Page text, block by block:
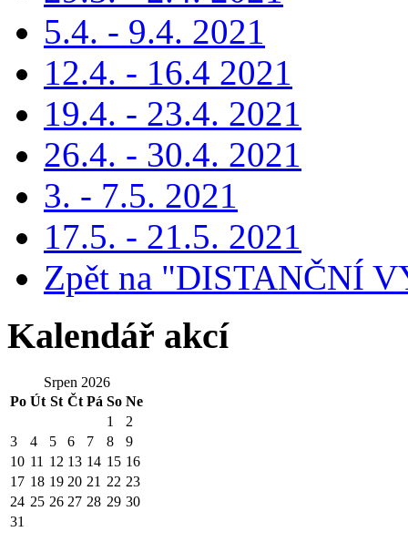
5.4. - 9.4. 2021
12.4. - 16.4 2021
19.4. - 23.4. 2021
26.4. - 30.4. 2021
3. - 7.5. 2021
17.5. - 21.5. 2021
Zpět na "DISTANČNÍ
Kalendář akcí
Srpen 2026
Po Út St Čt Pá So Ne
1
2
3
4 5 6 7 8
9
10 11 12 13 14 15 16
17 18 19 20 21 22 23
24 25 26 27 28 29 30
31